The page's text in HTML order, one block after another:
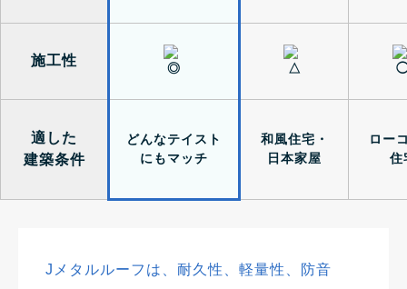
施工性
適した
建築条件
どんなテイスト
にもマッチ
和風住宅・
日本家屋
ロー
住
Jメタルルーフは、耐久性、軽量性、防音